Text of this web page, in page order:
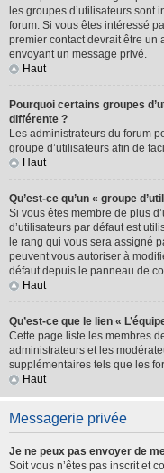
les groupes d’utilisateurs sont
forum. Si vous êtes intéressé
premier contact devrait être un
envoyant un message privé.
Haut
Pourquoi certains groupes
différente ?
Les administrateurs du forum
groupe d’utilisateurs afin de
Haut
Qu’est-ce qu’un « groupe
Si vous êtes membre de plus
d’utilisateurs par défaut est
le rang qui vous sera assigné
peuvent vous autoriser à
défaut depuis le panneau de
Haut
Qu’est-ce que le lien «
Cette page liste les membres
administrateurs et les
supplémentaires tels que les
Haut
Messagerie privée
Je ne peux pas envoyer de
Soit vous n’êtes pas inscrit et